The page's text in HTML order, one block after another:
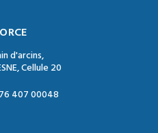
d'arcins,
Cellule 20
407 00048